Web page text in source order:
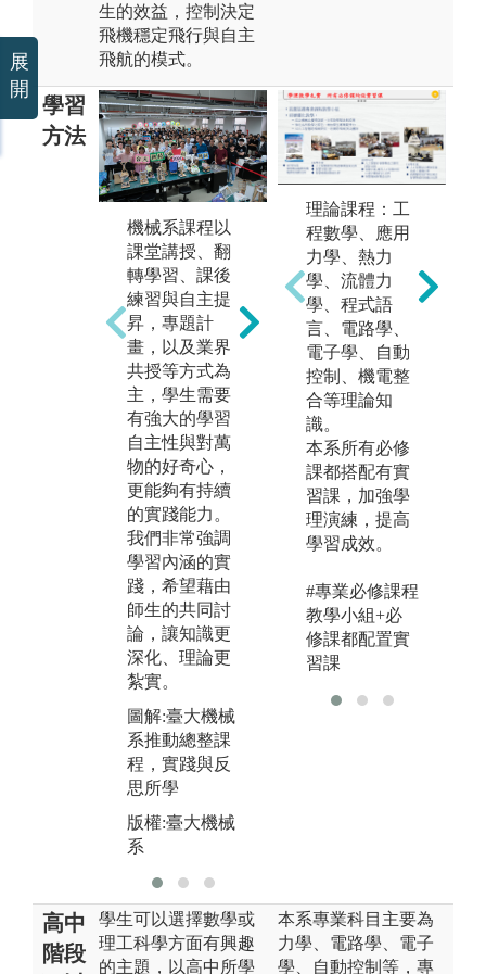
生的效益，控制決定
飛機穩定飛行與自主
飛航的模式。
學習
方法
機械系課程以
課堂講授、翻
轉學習、課後
練習與自主提
昇，專題計
畫，以及業界
共授等方式為
主，學生需要
有強大的學習
自主性與對萬
物的好奇心，
更能夠有持續
的實踐能力。
我們非常強調
學習內涵的實
踐，希望藉由
師生的共同討
論，讓知識更
深化、理論更
紮實。
圖解:臺大機械
系推動總整課
程，實踐與反
思所學
版權:臺大機械
系
完整的實作環
境，提倡學以
致用，並以實
踐理論為重
點，發揮創造
力。
圖解:數位製造
設備(3D印表
機陣列)
版權:臺大創新
實作中心
理論課程：工
程數學、應用
力學、熱力
學、流體力
學、程式語
言、電路學、
電子學、自動
控制、機電整
合等理論知
識。
本系所有必修
課都搭配有實
習課，加強學
理演練，提高
學習成效。
#專業必修課程
教學小組+必
修課都配置實
習課
高中
階段
學生可以選擇數學或
理工科學方面有興趣
的主題，以高中所學
本系專業科目主要為
力學、電路學、電子
學、自動控制等，專
展
開